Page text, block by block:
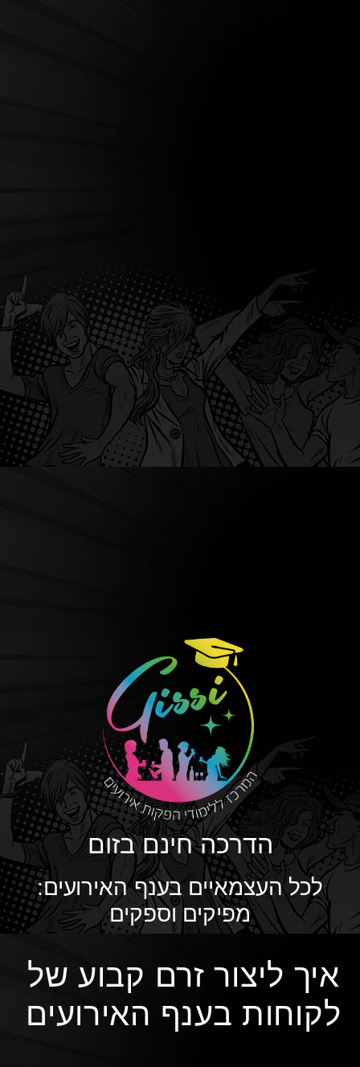
הדרכה חינם בזום
לכל העצמאיים בענף האירועים:
מפיקים וספקים
איך ליצור זרם קבוע של
לקוחות בענף האירועים